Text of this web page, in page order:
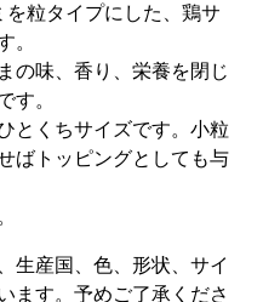
を粒タイプにした、鶏サ
。
の味、香り、栄養を閉じ
す。
とくちサイズです。小粒
ばトッピングとしても与
生産国、色、形状、サイ
ます。予めご了承くださ